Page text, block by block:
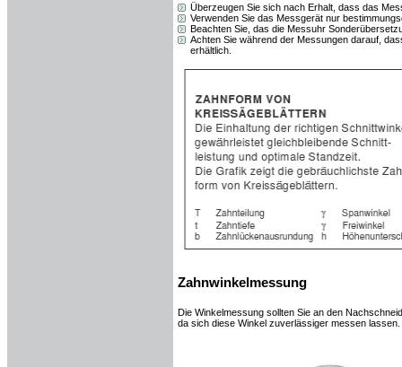
Überzeugen Sie sich nach Erhalt, dass das
Verwenden Sie das Messgerät nur
Beachten Sie, das die Messuhr
Achten Sie während der Messungen darauf,
erhältlich.
Zahnwinkelmessung
Die Winkelmessung sollten Sie an den
da sich diese Winkel zuverlässiger messen lassen.